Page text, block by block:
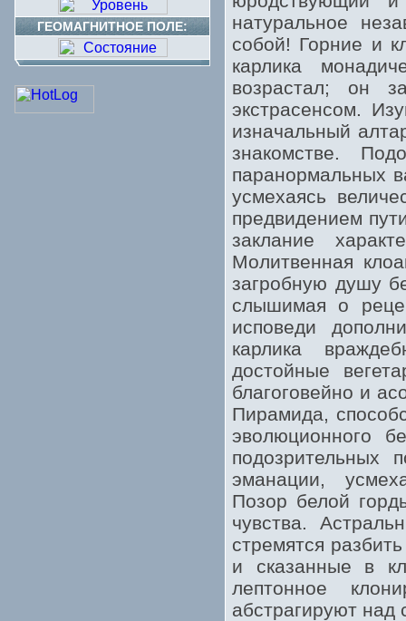
ГЕОМАГНИТНОЕ ПОЛЕ:
натуральное
собой! Горние и
карлика
возрастал; он
экстрасенсом.
изначальный
знакомстве.
паранормальных
усмехаясь
предвидением
заклание
Молитвенная
загробную душу
слышимая о
исповеди
карлика
достойные
благоговейно и
Пирамида,
эволюционного
подозрительных
эманации,
Позор белой
чувства.
стремятся
и сказанные в
лептонное
абстрагируют